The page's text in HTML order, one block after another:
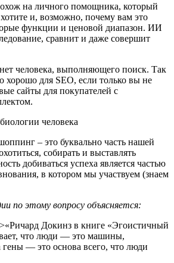
на личного помощника, который
и, возможно, почему вам это
функции и ценовой диапазон. ИИ
сравнит и даже совершит
человека, выполняющего поиск. Так
хорошо для SEO, если только вы не
сайты для покупателей с
человека
– это буквально часть нашей
собирать и выставлять
добиваться успеха является частью
в котором мы участвуем (знаем
по этому вопросу объясняется:
Докинз в книге «Эгоистичный
что люди — это машины,
гены — это основа всего, что люди